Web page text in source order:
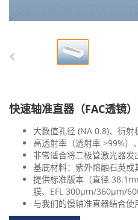
快速轴准直器（FAC透镜）
大数值孔径 (NA 0.8)、衍射
高透射率（透射率 >99%）
非常适合将二极管激光器发
基底材料：紫外熔融石英或
提供标准版本（直径
膜、EFL 300μm/360μm/
与我们的慢轴准直器结合使